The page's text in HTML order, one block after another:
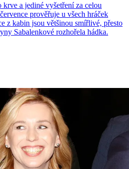
a jediné vyšetření za celou
prověřuje u všech hráček
z kabin jsou většinou smířlivé, přesto
Sabalenkové rozhořela hádka.